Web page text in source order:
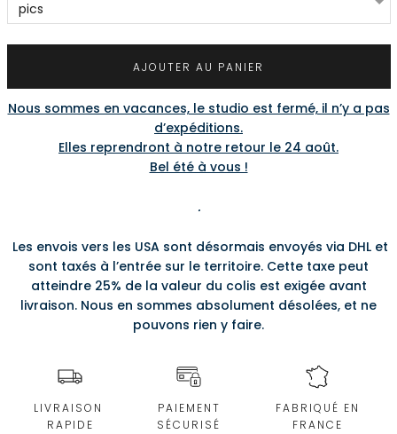
AJOUTER AU PANIER
Nous sommes en vacances, le studio est fermé, il n’y a pas
d’expéditions.
Elles reprendront à notre retour le 24 août.
Bel été à vous !
.
Les envois vers les USA sont désormais envoyés via DHL et
sont taxés à l’entrée sur le territoire. Cette taxe peut
atteindre 25% de la valeur du colis est exigée avant
livraison. Nous en sommes absolument désolées, et ne
pouvons rien y faire.
LIVRAISON
RAPIDE
PAIEMENT
SÉCURISÉ
FABRIQUÉ EN
FRANCE